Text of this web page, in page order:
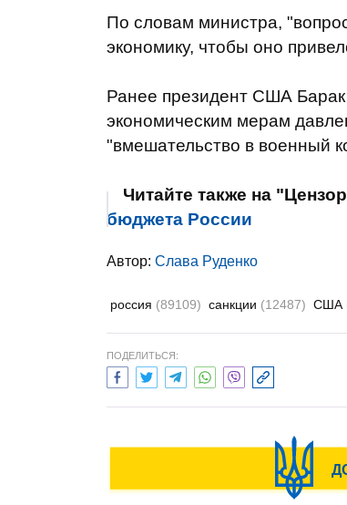
По словам министра,
экономику, чтобы оно
Ранее президент США
экономическим мерам
"вмешательство в военный
Читайте также на
бюджета России
Автор: Слава Руденко
россия (89109) санкции (12487) США
ПОДЕЛИТЬСЯ: